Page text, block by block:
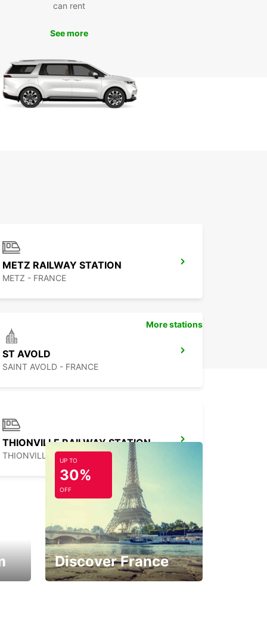
pas de temps lors de votre voyage à
Réservez dès maintenant votre voiture de
avec Europcar et profitez d'une expérience
Que vous soyez en ville pour affaires ou
can rent
See more
METZ RAILWAY STATION
METZ - FRANCE
ST AVOLD
SAINT AVOLD - FRANCE
THIONVILLE RAILWAY STATION - SERVICE POINT
THIONVILLE - FRANCE
More stations
UP TO
30%
OFF
Discover France